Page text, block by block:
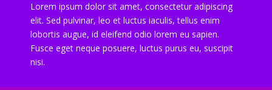
Lorem ipsum dolor sit amet, consectetur adipiscing
elit. Sed pulvinar, leo et luctus iaculis, tellus enim
lobortis augue, id eleifend odio lorem eu sapien.
Fusce eget neque posuere, luctus purus eu, suscipit
nisi.